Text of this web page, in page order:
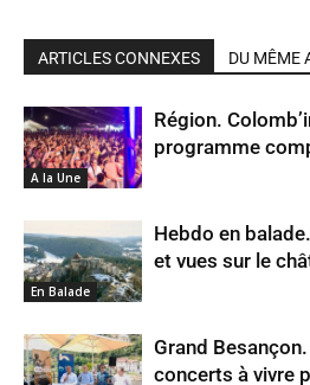
ARTICLES CONNEXES DU MÊME
A la Une
Région.
programme
En Balade
Hebdo en
et vues sur le
Grand
concerts à vivre